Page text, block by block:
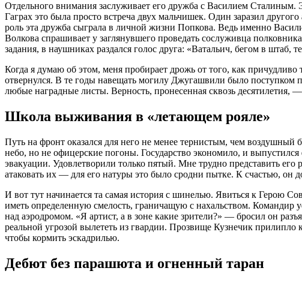
Отдельного внимания заслуживает его дружба с Василием Сталиным.
Гаграх это была просто встреча двух мальчишек. Один заразил
роль эта дружба сыграла в личной жизни Попкова. Ведь именно
Волкова спрашивает у заглянувшего проведать сослуживца
задания, в наушниках раздался голос друга: «Ватальич, бегом в
Когда я думаю об этом, меня пробирает дрожь от того, как
отвернулся. В те годы навещать могилу Джугашвили было поступком
любые наградные листы. Верность, пронесенная сквозь десятилетия,
Школа выживания в «летающем рояле»
Путь на фронт оказался для него не менее тернистым, чем
небо, но не офицерские погоны. Государство экономило, и
эвакуации. Удовлетворили только пятый. Мне трудно представить
атаковать их — для его натуры это было сродни пытке. К счастью, он
И вот тут начинается та самая история с шинелью. Явиться к Герою
иметь определенную смелость, граничащую с нахальством. Командир
над аэродромом. «Я артист, а в зоне какие зрители?» — бросил он
реальной угрозой вылететь из гвардии. Прозвище Кузнечик
чтобы кормить эскадрилью.
Дебют без парашюта и огненный таран